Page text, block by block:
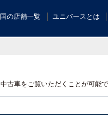
の店舗一覧 ユニバースとは
古車をご覧いただくことが可能で